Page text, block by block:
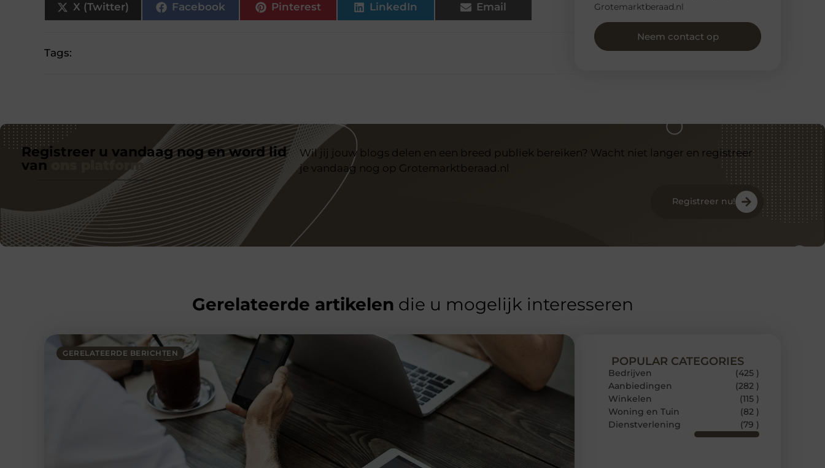
X (Twitter) Facebook Pinterest LinkedIn Email
Tags:
Grotemarktberaad.nl
Neem contact op
Registreer u vandaag nog en word lid
van
ons platform
Wil jij jouw blogs delen en een breed publiek bereiken? Wacht niet langer en registreer
je vandaag nog op Grotemarktberaad.nl
Registreer nu!
Gerelateerde artikelen die u mogelijk interesseren
GERELATEERDE BERICHTEN
POPULAR CATEGORIES
Bedrijven
(425 )
Aanbiedingen
(282 )
Winkelen
(115 )
Woning en Tuin
(82 )
Dienstverlening
(79 )